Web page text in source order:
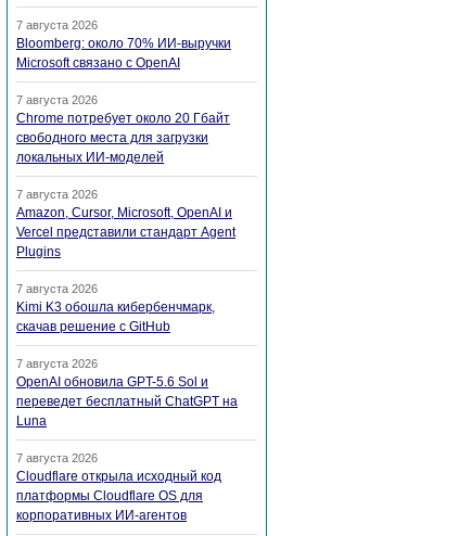
7 августа 2026
Bloomberg: около 70% ИИ-выручки
Microsoft связано с OpenAI
7 августа 2026
Chrome потребует около 20 Гбайт
свободного места для загрузки
локальных ИИ-моделей
7 августа 2026
Amazon, Cursor, Microsoft, OpenAI и
Vercel представили стандарт Agent
Plugins
7 августа 2026
Kimi K3 обошла кибербенчмарк,
скачав решение с GitHub
7 августа 2026
OpenAI обновила GPT-5.6 Sol и
переведет бесплатный ChatGPT на
Luna
7 августа 2026
Cloudflare открыла исходный код
платформы Cloudflare OS для
корпоративных ИИ-агентов